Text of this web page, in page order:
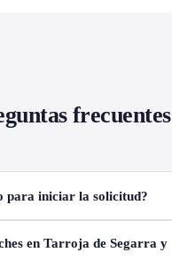
frecuentes
para iniciar la solicitud?
en Tarroja de Segarra y